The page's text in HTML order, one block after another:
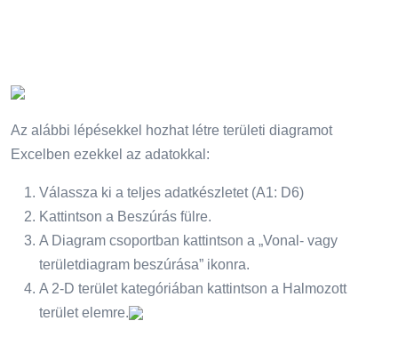
Az alábbi lépésekkel hozhat létre területi diagramot
Excelben ezekkel az adatokkal:
Válassza ki a teljes adatkészletet (A1: D6)
Kattintson a Beszúrás fülre.
A Diagram csoportban kattintson a „Vonal- vagy
területdiagram beszúrása” ikonra.
A 2-D terület kategóriában kattintson a Halmozott
terület elemre.